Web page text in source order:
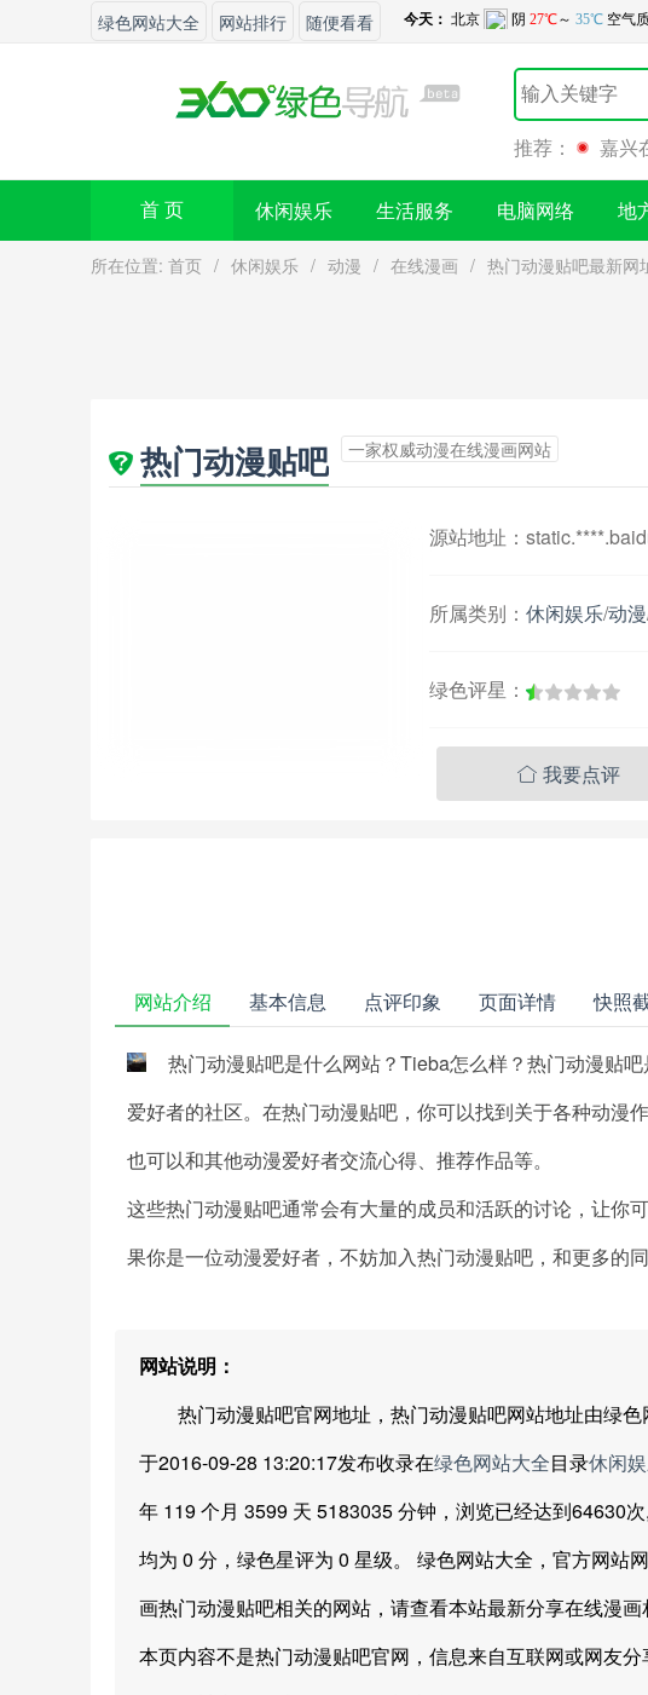
绿色网站大全 网站排行 随便看看
推荐： 嘉兴
首 页 休闲娱乐 生活服务 电脑网络 地
所在位置: 首页 / 休闲娱乐 / 动漫 / 在线漫画 / 热门动漫贴吧最新网
热门动漫贴吧 一家权威动漫在线漫画网站
源站地址：
所属类别： 休闲娱乐/动漫
绿色评星：
 我要点评
网站介绍 基本信息 点评印象 页面详情 快照
热门动漫贴吧是什么网站？Tieba怎么样？热门动漫贴
爱好者的社区。在热门动漫贴吧，你可以找到关于各种动漫
也可以和其他动漫爱好者交流心得、推荐作品等。
这些热门动漫贴吧通常会有大量的成员和活跃的讨论，让你
果你是一位动漫爱好者，不妨加入热门动漫贴吧，和更多的
网站说明：
热门动漫贴吧官网地址，热门动漫贴吧网站地址由绿色
于2016-09-28 13:20:17发布收录在绿色网站大全目录休闲
年 119 个月 3599 天 5183035 分钟，浏览已经达到64630
均为 0 分，绿色星评为 0 星级。 绿色网站大全，官方网站
画热门动漫贴吧相关的网站，请查看本站最新分享在线漫
本页内容不是热门动漫贴吧官网，信息来自互联网或网友